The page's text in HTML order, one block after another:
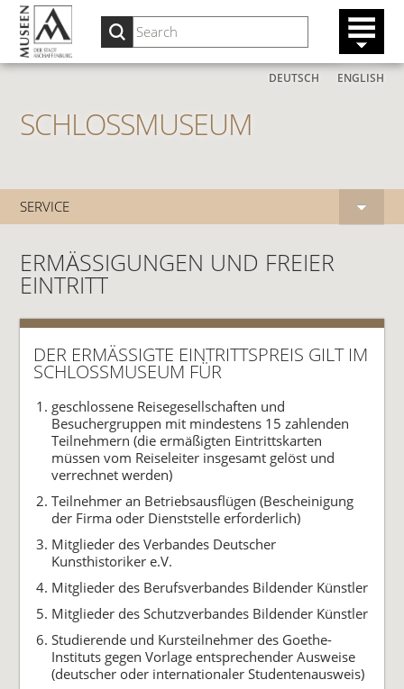
SCHLOSSMUSEUM
DEUTSCH ENGLISH
SERVICE
ERMÄSSIGUNGEN UND FREIER E
INTRITT
DER ERMÄSSIGTE EINTRITTSPREIS GILT IM S
CHLOSSMUSEUM FÜR
geschlossene Reisegesellschaften und
Besuchergruppen mit mindestens 15 zahlenden
Teilnehmern (die ermäßigten Eintrittskarten
müssen vom Reiseleiter insgesamt gelöst und
verrechnet werden)
Teilnehmer an Betriebsausflügen (Bescheinigung
der Firma oder Dienststelle erforderlich)
Mitglieder des Verbandes Deutscher
Kunsthistoriker e.V.
Mitglieder des Berufsverbandes Bildender Künstler
Mitglieder des Schutzverbandes Bildender Künstler
Studierende und Kursteilnehmer des Goethe-
Instituts gegen Vorlage entsprechender Ausweise
(deutscher oder internationaler Studentenausweis)